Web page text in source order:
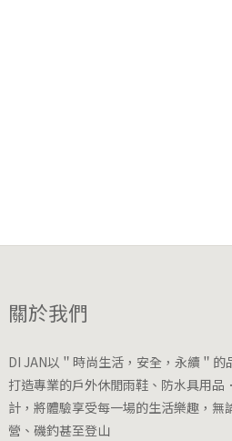
關於我們
DI JAN以＂時尚生活，安全，永續＂的
打造專業的戶外休閒雨鞋、防水具用品
計，將體驗享受每一場的生活樂趣，無
營、磯釣甚至登山